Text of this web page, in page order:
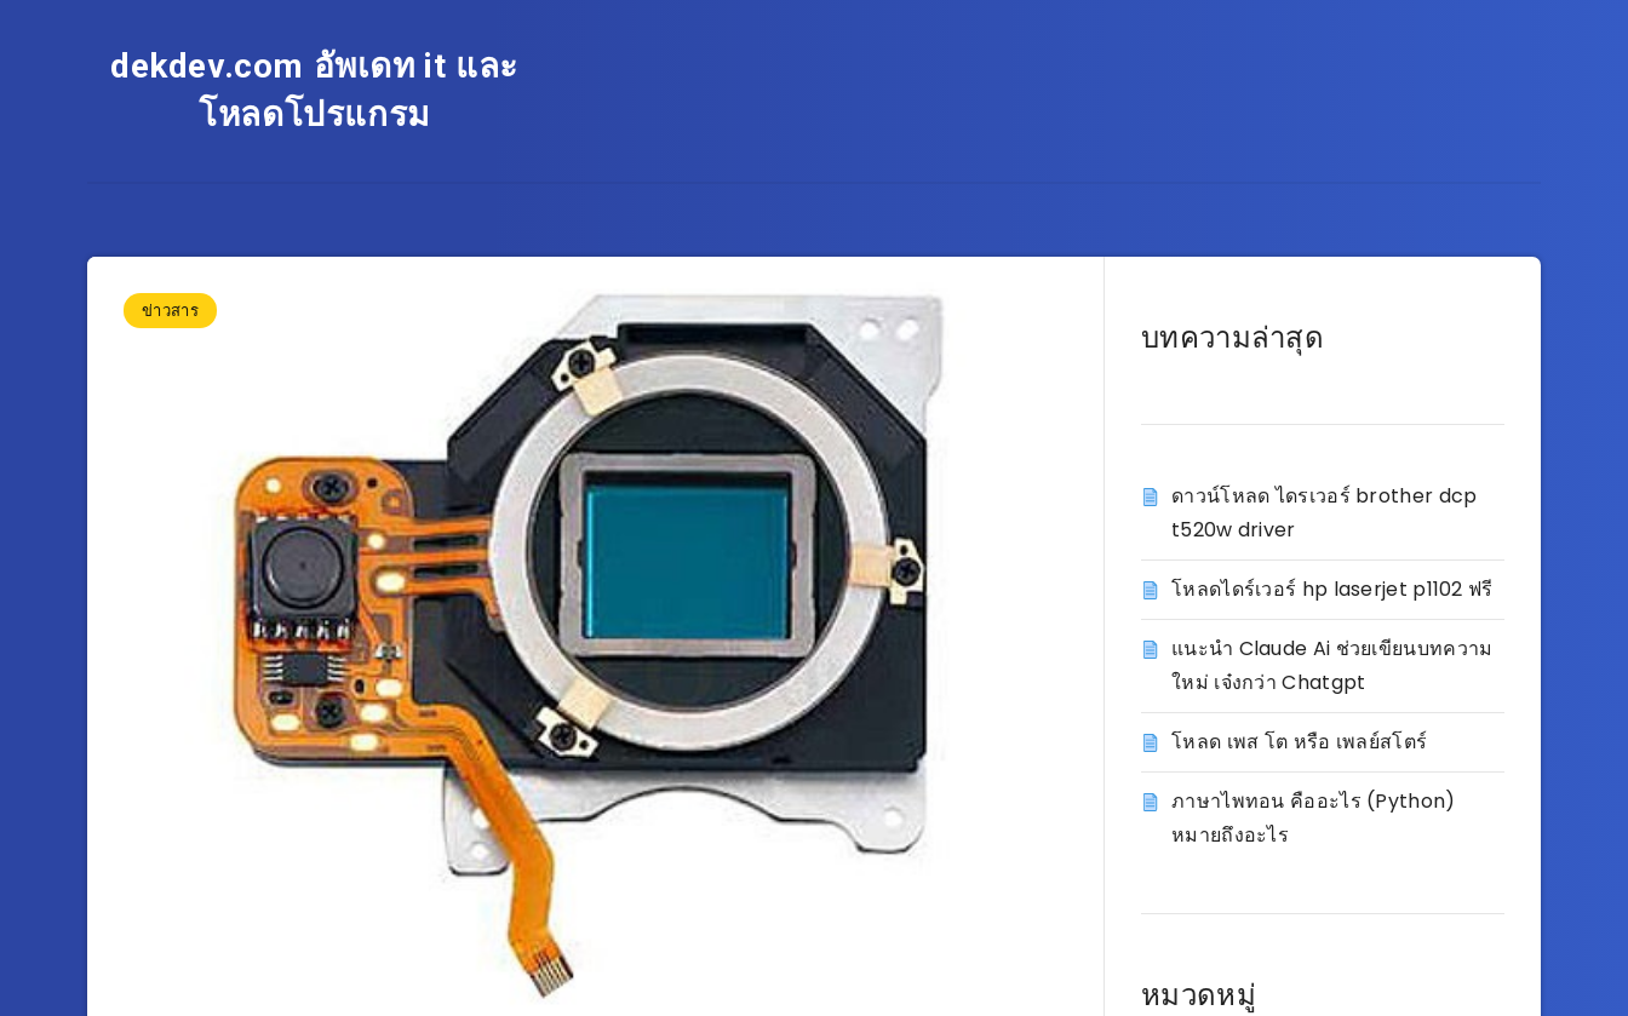
dekdev.com อัพเดท it และ
โหลดโปรแกรม
ข่าวสาร
บทความล่าสุด
ดาวน์โหลด ไดรเวอร์ brother dcp
t520w driver
โหลดไดร์เวอร์ hp laserjet p1102 ฟรี
แนะนำ Claude Ai ช่วยเขียนบทความ
ใหม่ เจ๋งกว่า Chatgpt
โหลด เพส โต หรือ เพลย์สโตร์
ภาษาไพทอน คืออะไร (Python)
หมายถึงอะไร
หมวดหมู่